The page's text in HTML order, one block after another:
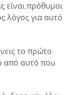
είναι πρόθυμοι
λόγος για αυτό
το πρώτο
από αυτό που